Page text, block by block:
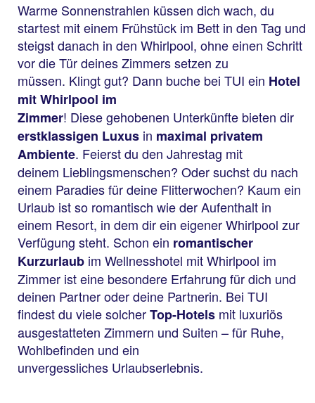
Warme Sonnenstrahlen küssen dich wach, du
startest mit einem Frühstück im Bett in den Tag und
steigst danach in den Whirlpool, ohne einen Schritt
vor die Tür deines Zimmers setzen zu
müssen. Klingt gut? Dann buche bei TUI ein Hotel
mit Whirlpool im
Zimmer! Diese gehobenen Unterkünfte bieten dir
erstklassigen Luxus in maximal privatem
Ambiente. Feierst du den Jahrestag mit
deinem Lieblingsmenschen? Oder suchst du nach
einem Paradies für deine Flitterwochen? Kaum ein
Urlaub ist so romantisch wie der Aufenthalt in
einem Resort, in dem dir ein eigener Whirlpool zur
Verfügung steht. Schon ein romantischer
Kurzurlaub im Wellnesshotel mit Whirlpool im
Zimmer ist eine besondere Erfahrung für dich und
deinen Partner oder deine Partnerin. Bei TUI
findest du viele solcherTop-Hotels mit luxuriös
ausgestatteten Zimmern und Suiten – für Ruhe,
Wohlbefinden und ein
unvergessliches Urlaubserlebnis.